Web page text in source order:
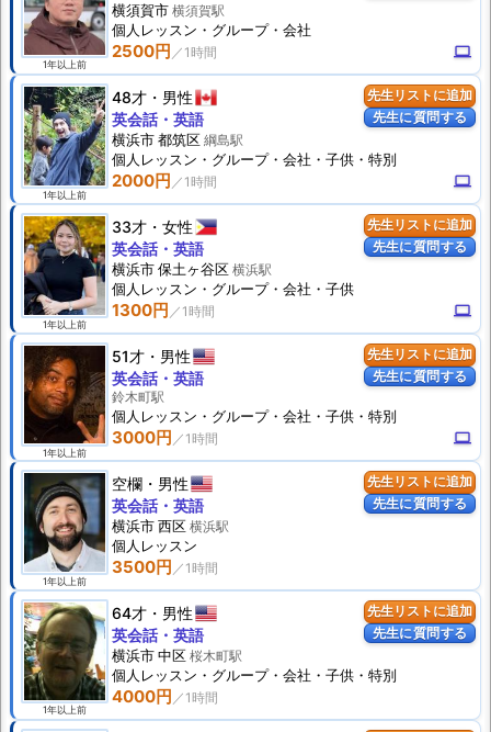
1年以上前
2500円 computer
横須賀市 横須賀駅
個人 レッスン ・グループ・会社
先生リストに追加
先生に質問する
1年以上前
48才 男性
2000円 computer
英会話・英語
横浜市 都筑区 綱島駅
個人 レッスン ・グループ・会社・子供・特別
先生リストに追加
先生に質問する
1年以上前
33才 女性
1300円 computer
英会話・英語
横浜市 保土ヶ谷区 横浜駅
個人 レッスン ・グループ・会社・子供
先生リストに追加
先生に質問する
1年以上前
51才 男性
3000円 computer
英会話・英語
鈴木町駅
個人 レッスン ・グループ・会社・子供・特別
先生リストに追加
先生に質問する
1年以上前
空欄 男性
3500円
英会話・英語
横浜市 西区 横浜駅
個人 レッスン
先生リストに追加
先生に質問する
1年以上前
64才 男性
4000円
英会話・英語
横浜市 中区 桜木町駅
個人 レッスン ・グループ・会社・子供・特別